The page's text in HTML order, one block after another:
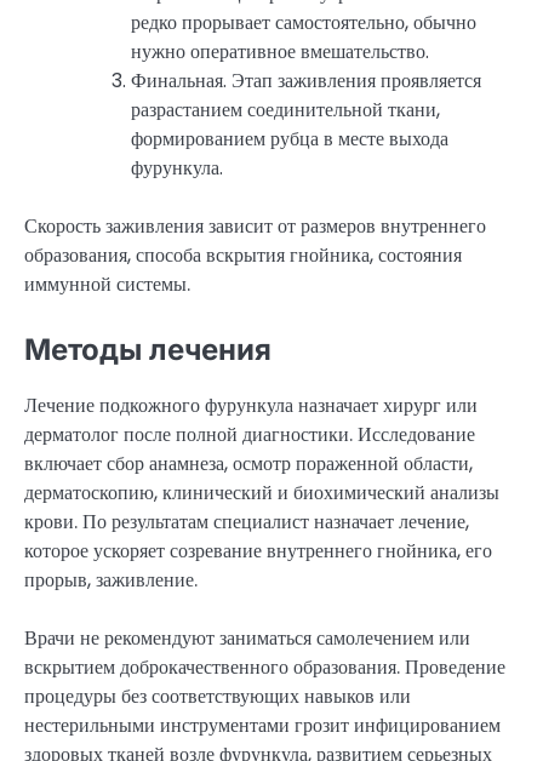
редко прорывает самостоятельно, обычно
нужно оперативное вмешательство.
Финальная. Этап заживления проявляется
разрастанием соединительной ткани,
формированием рубца в месте выхода
фурункула.
Скорость заживления зависит от размеров внутреннего
образования, способа вскрытия гнойника, состояния
иммунной системы.
Методы лечения
Лечение подкожного фурункула назначает хирург или
дерматолог после полной диагностики. Исследование
включает сбор анамнеза, осмотр пораженной области,
дерматоскопию, клинический и биохимический анализы
крови. По результатам специалист назначает лечение,
которое ускоряет созревание внутреннего гнойника, его
прорыв, заживление.
Врачи не рекомендуют заниматься самолечением или
вскрытием доброкачественного образования. Проведение
процедуры без соответствующих навыков или
нестерильными инструментами грозит инфицированием
здоровых тканей возле фурункула, развитием серьезных